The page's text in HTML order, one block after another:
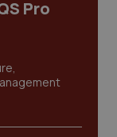
Pro